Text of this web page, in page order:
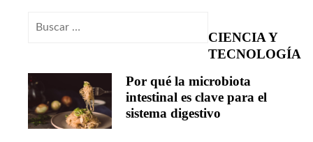
Buscar:
CIENCIA Y
TECNOLOGÍA
Por qué la microbiota
intestinal es clave para el
sistema digestivo